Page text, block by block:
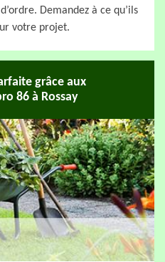
Demandez à ce qu’ils
votre projet.
grâce aux
86 à Rossay